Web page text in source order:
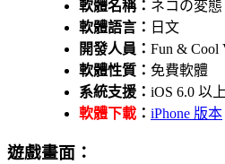
軟體名稱： ネコの変態
軟體語言： 日文
開發人員： Fun & Cool
軟體性質： 免費軟體
系統支援： iOS 6.0 以
軟體下載 ： iPhone 版本
遊戲畫面：